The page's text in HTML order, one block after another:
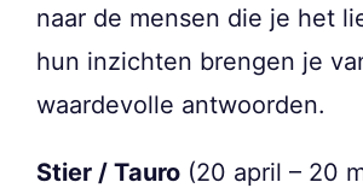
naar de mensen die je het
hun inzichten brengen je
waardevolle antwoorden.
Stier / Tauro (20 april – 20